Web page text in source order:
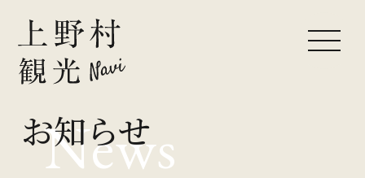
ピックアップ
観光する
お知らせ
News